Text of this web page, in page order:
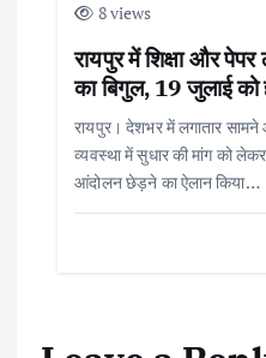
8 views
रायपुर में शिक्षा और
का बिगुल, 19 जुलाई
रायपुर। देशभर में लगातार सामने
व्यवस्था में सुधार की मांग को
आंदोलन छेड़ने का ऐलान किया…